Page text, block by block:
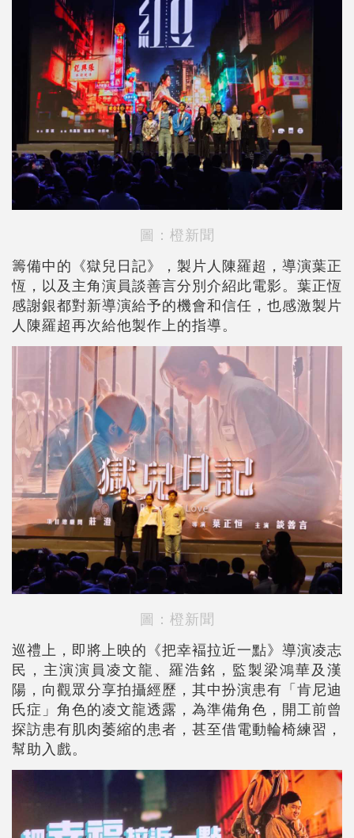
圖：橙新聞
籌備中的《獄兒日記》，製片人陳羅超，導演葉正
恆，以及主角演員談善言分別介紹此電影。葉正恆
感謝銀都對新導演給予的機會和信任，也感激製片
人陳羅超再次給他製作上的指導。
圖：橙新聞
巡禮上，即將上映的《把幸褔拉近一點》導演凌志
民，主演演員凌文龍、羅浩銘，監製梁鴻華及漢
陽，向觀眾分享拍攝經歷，其中扮演患有「肯尼迪
氏症」角色的凌文龍透露，為準備角色，開工前曾
探訪患有肌肉萎縮的患者，甚至借電動輪椅練習，
幫助入戲。